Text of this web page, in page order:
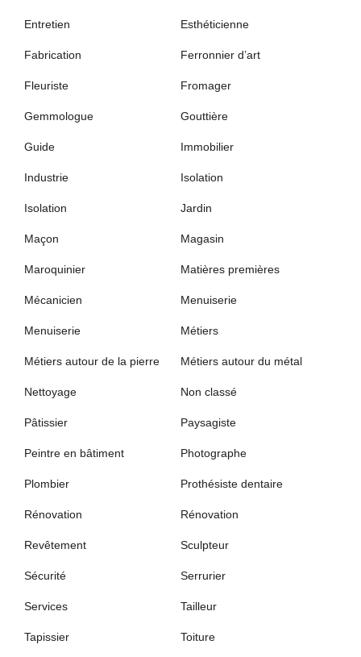
Entretien Esthéticienne
Fabrication Ferronnier d’art
Fleuriste Fromager
Gemmologue Gouttière
Guide Immobilier
Industrie Isolation
Isolation Jardin
Maçon Magasin
Maroquinier Matières premières
Mécanicien Menuiserie
Menuiserie Métiers
Métiers autour de la pierre Métiers autour du métal
Nettoyage Non classé
Pâtissier Paysagiste
Peintre en bâtiment Photographe
Plombier Prothésiste dentaire
Rénovation Rénovation
Revêtement Sculpteur
Sécurité Serrurier
Services Tailleur
Tapissier Toiture